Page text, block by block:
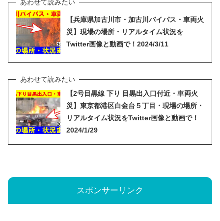
【兵庫県加古川市・加古川バイパス・車両火
災】現場の場所・リアルタイム状況を
Twitter画像と動画で！2024/3/11
【2号目黒線 下り 目黒出入口付近・車両火
災】東京都港区白金台５丁目・現場の場所・
リアルタイム状況をTwitter画像と動画で！
2024/1/29
スポンサーリンク